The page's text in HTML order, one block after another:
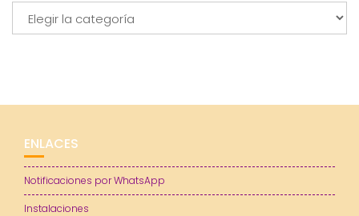
ENLACES
Notificaciones por WhatsApp
Instalaciones